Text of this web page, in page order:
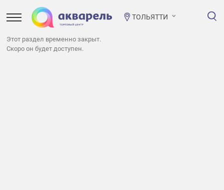
ТОЛЬЯТТИ
Этот раздел временно закрыт.
Скоро он будет доступен.